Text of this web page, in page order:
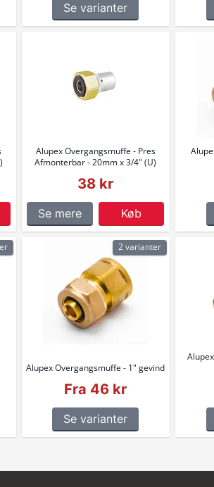
Se varianter
Alupex Overgangsmuffe - Pres
Afmonterbar - 20mm x 3/4" (U)
38 kr
Se mere Køb
Alupex Overgangsmuffe - 1" gevind
Fra 46 kr
Se varianter
2 varianter